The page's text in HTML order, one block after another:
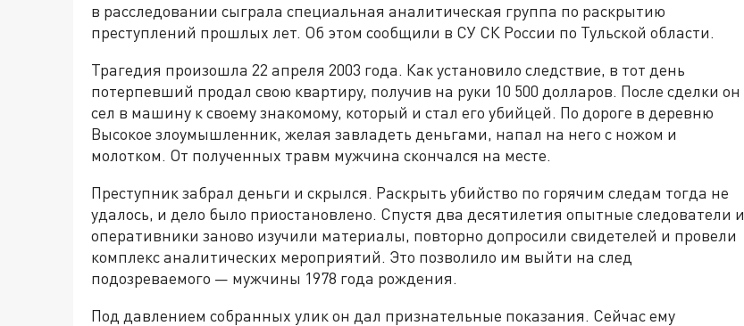
в расследовании сыграла специальная аналитическая группа по раскрытию
преступлений прошлых лет. Об этом сообщили в СУ СК России по Тульской области.
Трагедия произошла 22 апреля 2003 года. Как установило следствие, в тот день
потерпевший продал свою квартиру, получив на руки 10 500 долларов. После сделки он
сел в машину к своему знакомому, который и стал его убийцей. По дороге в деревню
Высокое злоумышленник, желая завладеть деньгами, напал на него с ножом и
молотком. От полученных травм мужчина скончался на месте.
Преступник забрал деньги и скрылся. Раскрыть убийство по горячим следам тогда не
удалось, и дело было приостановлено. Спустя два десятилетия опытные следователи и
оперативники заново изучили материалы, повторно допросили свидетелей и провели
комплекс аналитических мероприятий. Это позволило им выйти на след
подозреваемого — мужчины 1978 года рождения.
Под давлением собранных улик он дал признательные показания. Сейчас ему